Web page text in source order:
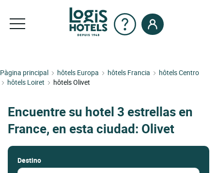
Pàgina principal hôtels Europa hôtels Francia
hôtels Centro
hôtels Loiret
hôtels Olivet
Encuentre su hotel 3 estrellas en
France, en esta ciudad: Olivet
Destino